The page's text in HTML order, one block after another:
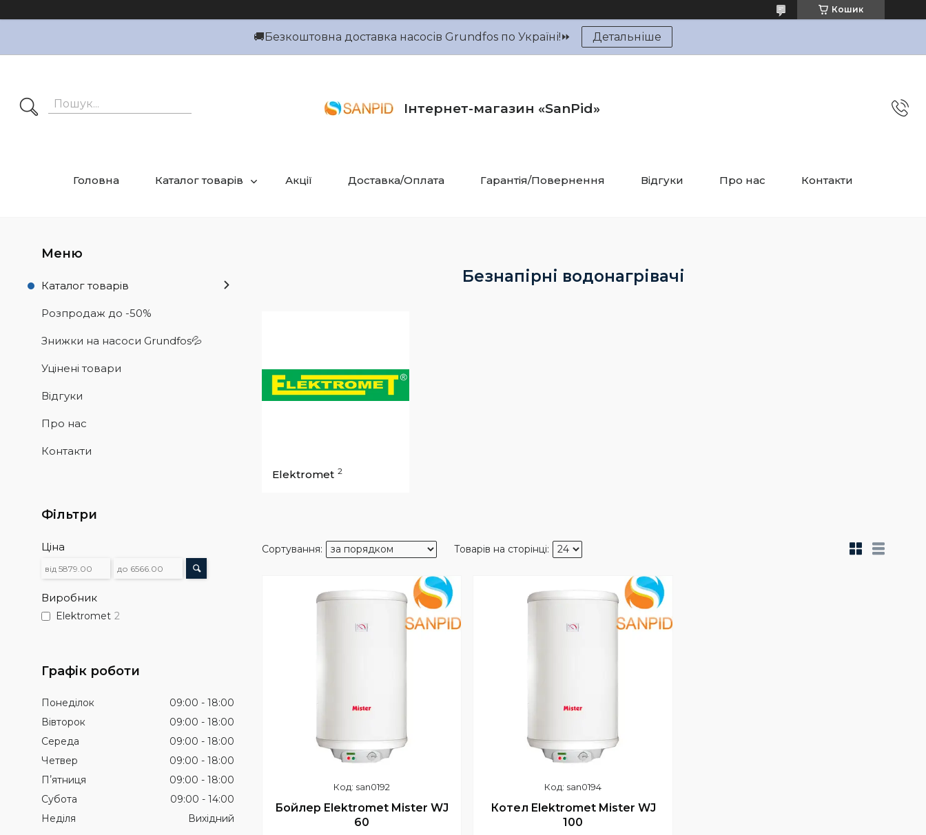
Кошик
🚚Безкоштовна доставка насосів Grundfos по Україні!⏩ Детальніше
Інтернет-магазин «SanPid»
Головна Каталог товарів Акції Доставка/Оплата Гарантія/Повернення Відгуки Про нас Контакти
Безнапірні водонагрівачі
Elektromet 2
san0192
Бойлер Elektromet Mister WJ
60
san0194
Котел Elektromet Mister WJ
100
Каталог товарів
Розпродаж до -50%
Знижки на насоси Grundfos💦
Уцінені товари
Відгуки
Про нас
Контакти
Фільтри
Ціна
Виробник
Elektromet 2
Графік роботи
Понеділок 09:00
18:00
Вівторок
09:00
18:00
Середа
09:00
18:00
Четвер
09:00
18:00
Пʼятниця
09:00
18:00
Субота
09:00
14:00
Неділя
Вихідний